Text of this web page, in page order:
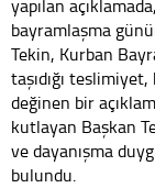
yapılan
bayramlaşma
Tekin, Kurban
taşıdığı
değinen bir
kutlayan Başkan
ve dayanışma
bulundu.